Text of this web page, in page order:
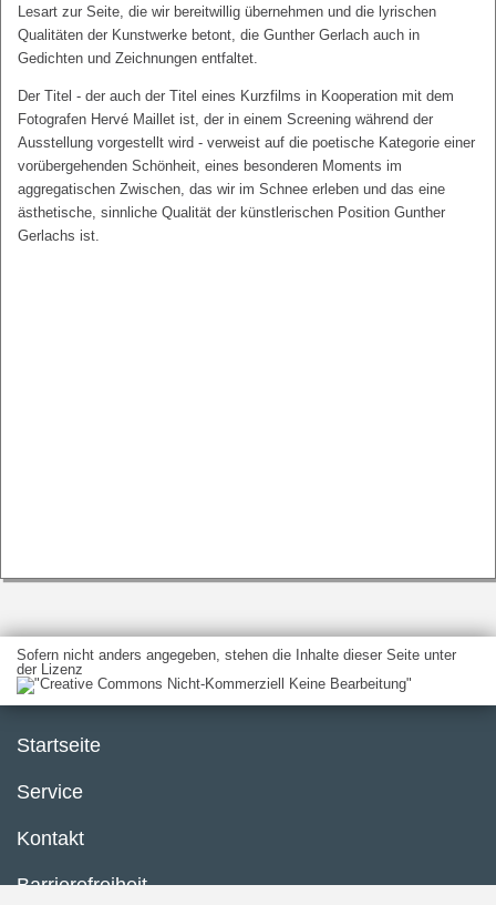
Lesart zur Seite, die wir bereitwillig übernehmen und die lyrischen
Qualitäten der Kunstwerke betont, die Gunther Gerlach auch in
Gedichten und Zeichnungen entfaltet.
Der Titel - der auch der Titel eines Kurzfilms in Kooperation mit dem
Fotografen Hervé Maillet ist, der in einem Screening während der
Ausstellung vorgestellt wird - verweist auf die poetische Kategorie einer
vorübergehenden Schönheit, eines besonderen Moments im
aggregatischen Zwischen, das wir im Schnee erleben und das eine
ästhetische, sinnliche Qualität der künstlerischen Position Gunther
Gerlachs ist.
Sofern nicht anders angegeben, stehen die Inhalte dieser Seite unter
der Lizenz
Startseite
Service
Kontakt
Barrierefreiheit